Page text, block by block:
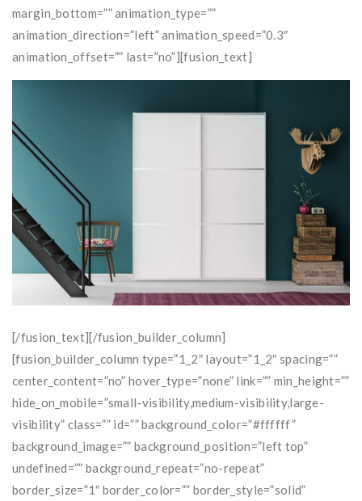
margin_bottom=”” animation_type=””
animation_direction=”left” animation_speed=”0.3″
animation_offset=”” last=”no”][fusion_text]
[/fusion_text][/fusion_builder_column]
[fusion_builder_column type=”1_2″ layout=”1_2″ spacing=””
center_content=”no” hover_type=”none” link=”” min_height=””
hide_on_mobile=”small-visibility,medium-visibility,large-
visibility” class=”” id=”” background_color=”#ffffff”
background_image=”” background_position=”left top”
undefined=”” background_repeat=”no-repeat”
border_size=”1″ border_color=”” border_style=”solid”